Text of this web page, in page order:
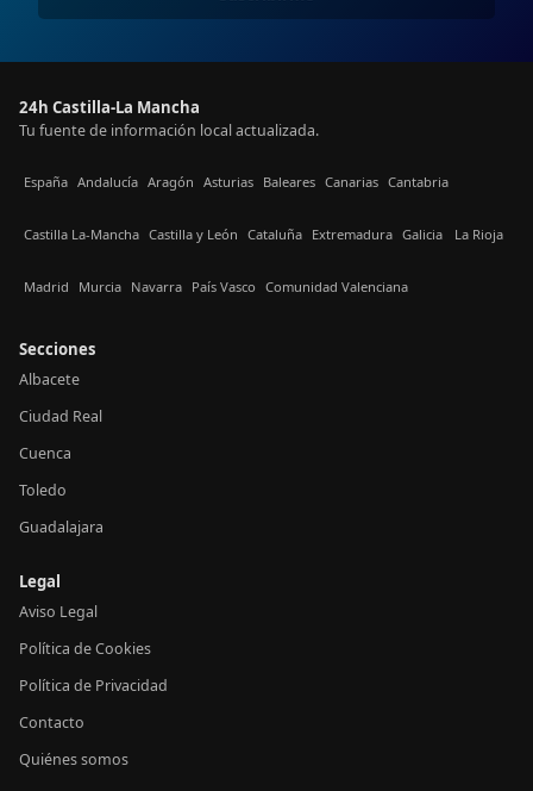
24h Castilla-La Mancha
Tu fuente de información local actualizada.
España Andalucía Aragón Asturias Baleares Canarias Cantabria
Castilla La-Mancha Castilla y León Cataluña Extremadura Galicia La Rioja
Madrid Murcia Navarra País Vasco Comunidad Valenciana
Secciones
Albacete
Ciudad Real
Cuenca
Toledo
Guadalajara
Legal
Aviso Legal
Política de Cookies
Política de Privacidad
Contacto
Quiénes somos